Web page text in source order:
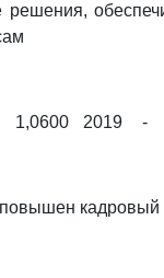
1,0600 2019 -
кадровый